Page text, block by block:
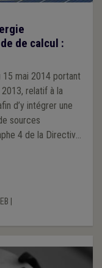
de calcul :
15 mai 2014 portant
relatif à la
d’y intégrer une
sources
4 de la Directive
et leurs
appropriées
la construction".